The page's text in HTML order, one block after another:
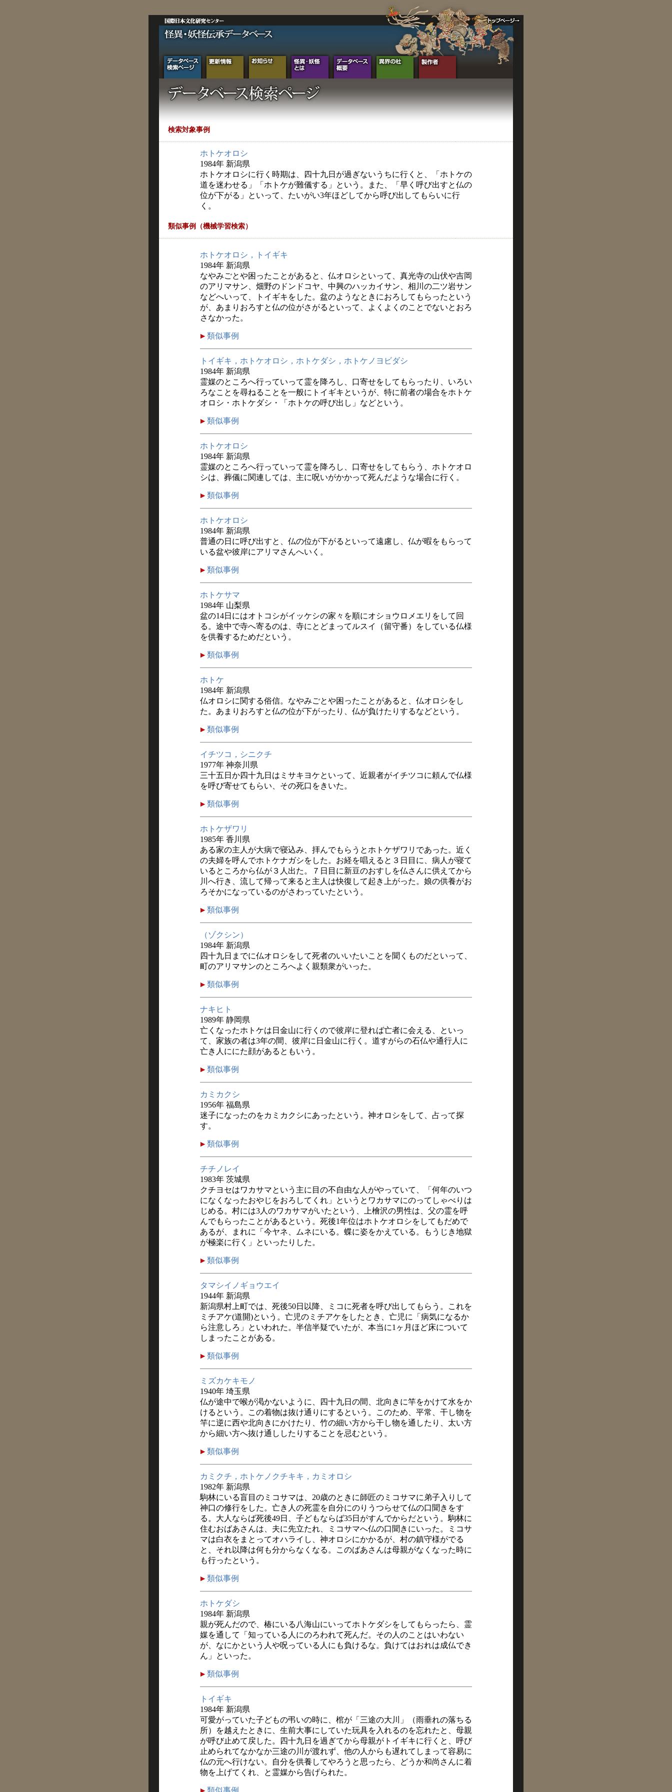
検索対象事例
ホトケオロシ
1984年 新潟県
ホトケオロシに行く時期は、四十九日が過ぎないうちに行くと、「ホトケの
道を迷わせる」「ホトケが難儀する」という。また、「早く呼び出すと仏の
位が下がる」といって、たいがい3年ほどしてから呼び出してもらいに行
く。
類似事例（機械学習検索）
ホトケオロシ，トイギキ
1984年 新潟県
なやみごとや困ったことがあると、仏オロシといって、真光寺の山伏や吉岡
のアリマサン、畑野のドンドコヤ、中興のハッカイサン、相川の二ツ岩サン
などへいって、トイギキをした。盆のようなときにおろしてもらったという
が、あまりおろすと仏の位がさがるといって、よくよくのことでないとおろ
さなかった。
類似事例
トイギキ，ホトケオロシ，ホトケダシ，ホトケノヨビダシ
1984年 新潟県
霊媒のところへ行っていって霊を降ろし、口寄せをしてもらったり、いろい
ろなことを尋ねることを一般にトイギキというが、特に前者の場合をホトケ
オロシ・ホトケダシ・「ホトケの呼び出し」などという。
類似事例
ホトケオロシ
1984年 新潟県
霊媒のところへ行っていって霊を降ろし、口寄せをしてもらう、ホトケオロ
シは、葬儀に関連しては、主に呪いがかかって死んだような場合に行く。
類似事例
ホトケオロシ
1984年 新潟県
普通の日に呼び出すと、仏の位が下がるといって遠慮し、仏が暇をもらって
いる盆や彼岸にアリマさんへいく。
類似事例
ホトケサマ
1984年 山梨県
盆の14日にはオトコシがイッケシの家々を順にオショウロメエリをして回
る。途中で寺へ寄るのは、寺にとどまってルスイ（留守番）をしている仏様
を供養するためだという。
類似事例
ホトケ
1984年 新潟県
仏オロシに関する俗信。なやみごとや困ったことがあると、仏オロシをし
た。あまりおろすと仏の位が下がったり、仏が負けたりするなどという。
類似事例
イチツコ，シニクチ
1977年 神奈川県
三十五日か四十九日はミサキヨケといって、近親者がイチツコに頼んで仏様
を呼び寄せてもらい、その死口をきいた。
類似事例
ホトケザワリ
1985年 香川県
ある家の主人が大病で寝込み、拝んでもらうとホトケザワリであった。近く
の夫婦を呼んでホトケナガシをした。お経を唱えると３日目に、病人が寝て
いるところから仏が３人出た。７日目に新豆のおすしを仏さんに供えてから
川へ行き、流して帰って来ると主人は快復して起き上がった。娘の供養がお
ろそかになっているのがさわっていたという。
類似事例
（ゾクシン）
1984年 新潟県
四十九日までに仏オロシをして死者のいいたいことを聞くものだといって、
町のアリマサンのところへよく親類衆がいった。
類似事例
ナキヒト
1989年 静岡県
亡くなったホトケは日金山に行くので彼岸に登れば亡者に会える、といっ
て、家族の者は3年の間、彼岸に日金山に行く。道すがらの石仏や通行人に
亡き人ににた顔があるともいう。
類似事例
カミカクシ
1956年 福島県
迷子になったのをカミカクシにあったという。神オロシをして、占って探
す。
類似事例
チチノレイ
1983年 茨城県
クチヨセはワカサマという主に目の不自由な人がやっていて、「何年のいつ
になくなったおやじをおろしてくれ」というとワカサマにのってしゃべりは
じめる。村には3人のワカサマがいたという、上檜沢の男性は、父の霊を呼
んでもらったことがあるという。死後1年位はホトケオロシをしてもだめで
あるが、まれに「今ヤネ、ムネにいる。蝶に姿をかえている。もうじき地獄
が極楽に行く」といったりした。
類似事例
タマシイノギョウエイ
1944年 新潟県
新潟県村上町では、死後50日以降、ミコに死者を呼び出してもらう。これを
ミチアケ(道開)という。亡児のミチアケをしたとき、亡児に「病気になるか
ら注意しろ」といわれた。半信半疑でいたが、本当に1ヶ月ほど床について
しまったことがある。
類似事例
ミズカケキモノ
1940年 埼玉県
仏が途中で喉が渇かないように、四十九日の間、北向きに竿をかけて水をか
けるという。この着物は抜け通りにするという。このため、平常、干し物を
竿に逆に西や北向きにかけたり、竹の細い方から干し物を通したり、太い方
から細い方へ抜け通ししたりすることを忌むという。
類似事例
カミクチ，ホトケノクチキキ，カミオロシ
1982年 新潟県
駒林にいる盲目のミコサマは、20歳のときに師匠のミコサマに弟子入りして
神口の修行をした。亡き人の死霊を自分にのりうつらせて仏の口聞きをす
る。大人ならば死後49日、子どもならば35日がすんでからだという。駒林に
住むおばあさんは、夫に先立たれ、ミコサマへ仏の口聞きにいった。ミコサ
マは白衣をまとってオハライし、神オロシにかかるが、村の鎮守様がでる
と、それ以降は何も分からなくなる。このばあさんは母親がなくなった時に
も行ったという。
類似事例
ホトケダシ
1984年 新潟県
親が死んだので、椿にいる八海山にいってホトケダシをしてもらったら、霊
媒を通して「知っている人にのろわれて死んだ。その人のことはいわない
が、なにかという人や呪っている人にも負けるな。負けてはおれは成仏でき
ん」といった。
類似事例
トイギキ
1984年 新潟県
可愛がっていた子どもの弔いの時に、棺が「三途の大川」（雨垂れの落ちる
所）を越えたときに、生前大事にしていた玩具を入れるのを忘れたと、母親
が呼び止めて戻した。四十九日を過ぎてから母親がトイギキに行くと、呼び
止められてなかなか三途の川が渡れず、他の人からも遅れてしまって容易に
仏の元へ行けない。自分を供養してやろうと思ったら、どうか和尚さんに着
物を上げてくれ、と霊媒から告げられた。
類似事例